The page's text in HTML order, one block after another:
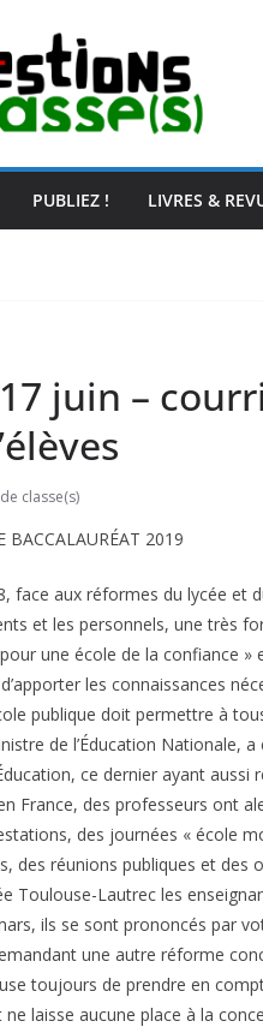
PUBLIEZ ! LIVRES &
juin –
classe(s)
BACCALAURÉAT 2019
face aux réformes du lycée et
et les personnels, une très
une école de la confiance »
les connaissances
publique doit permettre à
de l’Éducation Nationale,
ce dernier ayant
France, des professeurs ont
des journées « école
des réunions publiques et des
Toulouse-Lautrec les
ils se sont prononcés par
une autre réforme
toujours de prendre en
ne laisse aucune place à la